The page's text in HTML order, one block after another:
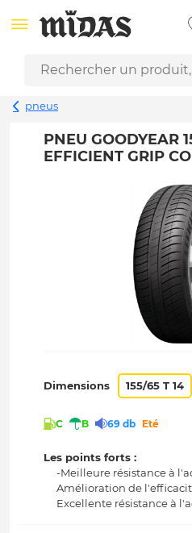
pneus
PNEU GOODYEAR
EFFICIENT GRIP
Dimensions 155/65 T 14
C B 69 db Eté
Les points forts :
-Meilleure résistance à
Amélioration de
Excellente résistance à